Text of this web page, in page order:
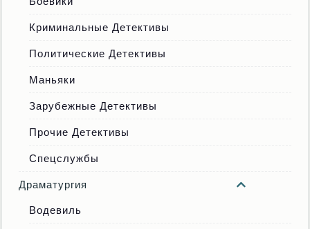
Криминальные Детективы
Политические Детективы
Маньяки
Зарубежные Детективы
Прочие Детективы
Спецслужбы
Драматургия
Водевиль